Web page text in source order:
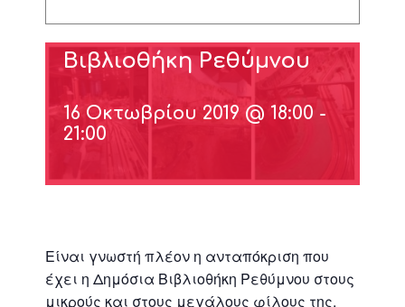
στη Δημόσια
Βιβλιοθήκη Ρεθύμνου
16 Οκτωβρίου 2019 @ 18:00 -
21:00
Είναι γνωστή πλέον η ανταπόκριση που
έχει η Δημόσια Βιβλιοθήκη Ρεθύμνου στους
μικρούς και στους μεγάλους φίλους της.